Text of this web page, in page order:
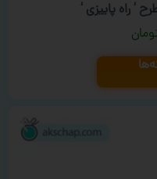
‘ راه پاییزی ‘